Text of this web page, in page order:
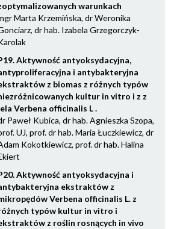
warunkach
Marta Krzemińska, dr Weronika
dr hab. Izabela Grzegorczyk-
Aktywność antyoksydacyjna,
i antybakteryjna
z biomas z różnych typów
kultur in vitro i z z
Verbena officinalis L .
Paweł Kubica, dr hab. Agnieszka Szopa,
UJ, prof. dr hab. Maria Łuczkiewicz, dr
Kokotkiewicz, prof. dr hab. Halina
Aktywność antyoksydacyjna i
ekstraktów z
Verbena officinalis L. z
typów kultur in vitro i
z roślin rosnących in vivo